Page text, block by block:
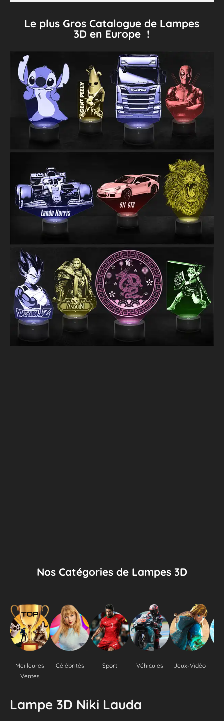
Le plus Gros Catalogue de Lampes
3D en Europe !
Nos Catégories de Lampes 3D
Meilleures
Ventes
Célébrités Sport Véhicules Jeux-Vidéo
Lampe 3D Niki Lauda